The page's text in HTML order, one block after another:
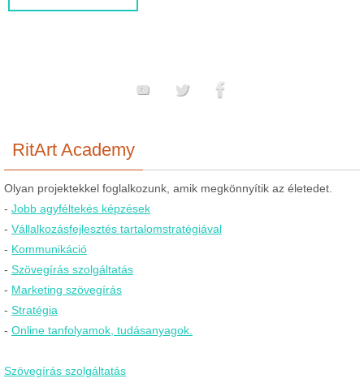
RitArt Academy
Olyan projektekkel foglalkozunk, amik megkönnyítik az életedet.
- Jobb agyféltekés képzések
- Vállalkozásfejlesztés tartalomstratégiával
- Kommunikáció
- Szövegírás szolgáltatás
- Marketing szövegírás
- Stratégia
- Online tanfolyamok, tudásanyagok.
Szövegírás szolgáltatás